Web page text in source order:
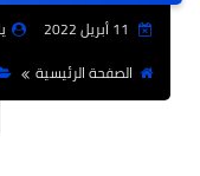
الصفحة الرئيسية